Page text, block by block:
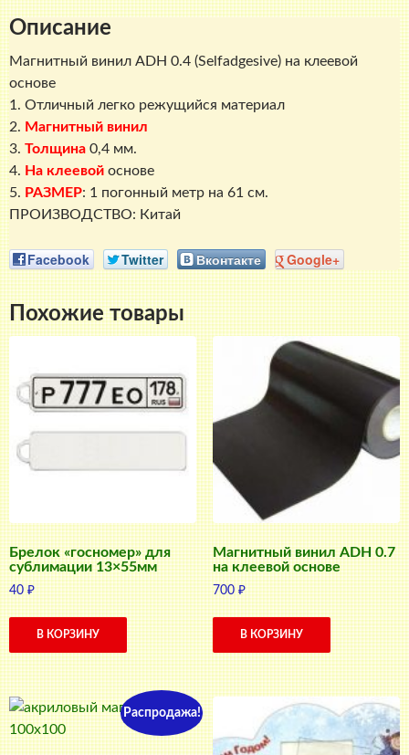
клеевой
основе
Описание
Магнитный винил ADH 0.4 (Selfadgesive) на клеевой
основе
1. Отличный легко режущийся материал
2. Магнитный винил
3. Толщина 0,4 мм.
4. На клеевой основе
5. РАЗМЕР: 1 погонный метр на 61 см.
ПРОИЗВОДСТВО: Китай
Facebook Twitter Вконтакте Google+
Похожие товары
Брелок «госномер» для
сублимации 13×55мм
40₽
В КОРЗИНУ
Магнитный винил ADH 0.7
на клеевой основе
700₽
В КОРЗИНУ
Распродажа!